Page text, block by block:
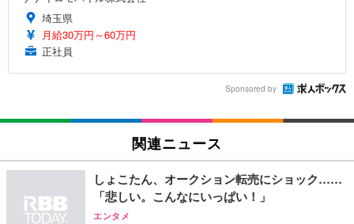
埼玉県
月給30万円～60万円
正社員
Sponsored by
関連ニュース
しょこたん、オークション転売にショック……
「悲しい。こんなにいっぱい！」
エンタメ